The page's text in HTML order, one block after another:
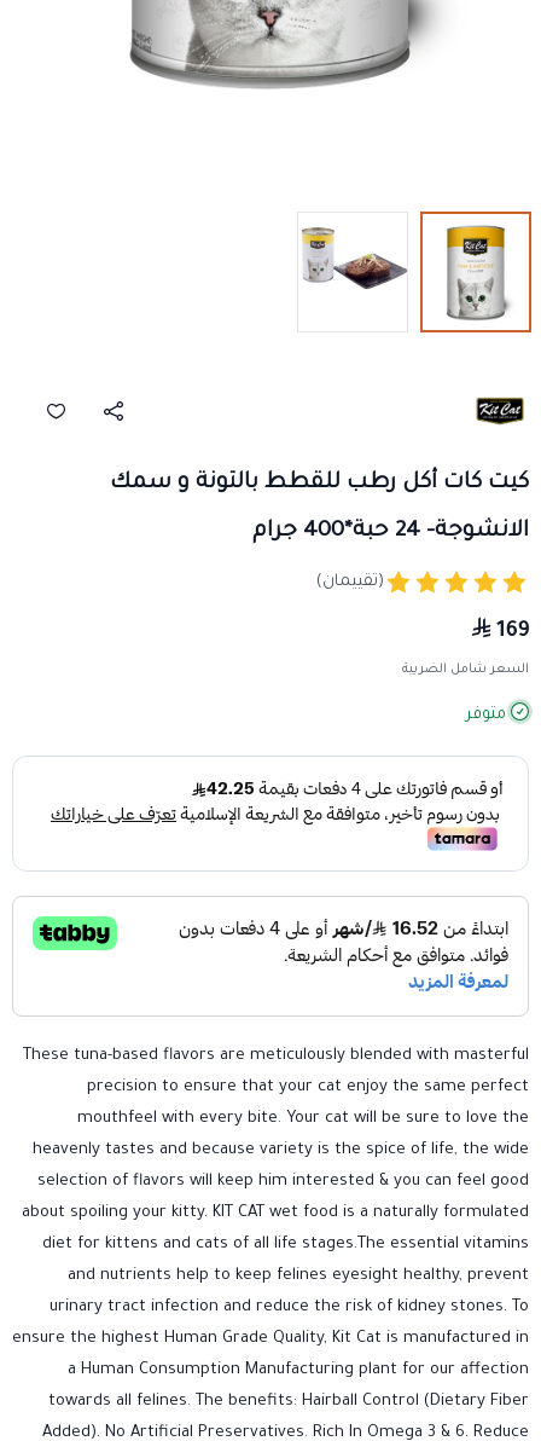
كيت كات أكل رطب للقطط بالتونة و سمك
الانشوجة- 24 حبة*400 جرام
(تقييمان)
169
السعر شامل الضريبة
متوفر
These tuna-based flavors are meticulously blended with masterful
precision to ensure that your cat enjoy the same perfect
mouthfeel with every bite. Your cat will be sure to love the
heavenly tastes and because variety is the spice of life, the wide
selection of flavors will keep him interested & you can feel good
about spoiling your kitty. KIT CAT wet food is a naturally formulated
diet for kittens and cats of all life stages.The essential vitamins
and nutrients help to keep felines eyesight healthy, prevent
urinary tract infection and reduce the risk of kidney stones. To
ensure the highest Human Grade Quality, Kit Cat is manufactured in
a Human Consumption Manufacturing plant for our affection
towards all felines. The benefits: Hairball Control (Dietary Fiber
Added). No Artificial Preservatives. Rich In Omega 3 & 6. Reduce